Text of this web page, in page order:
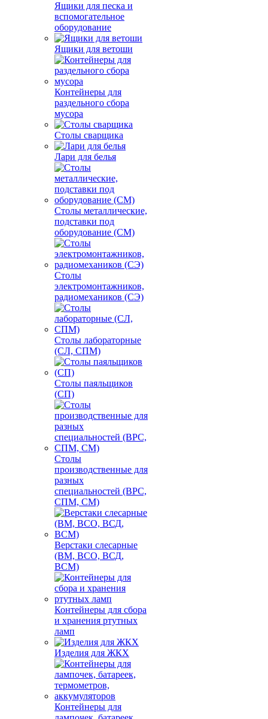
Ящики для песка и
вспомогательное
оборудование
Ящики для ветоши
Контейнеры для
раздельного сбора
мусора
Столы сварщика
Лари для белья
Столы металлические,
подставки под
оборудование (СМ)
Столы
электромонтажников,
радиомехаников (СЭ)
Столы лабораторные
(СЛ, СПМ)
Столы паяльщиков
(СП)
Столы
производственные для
разных
специальностей (ВРС,
СПМ, СМ)
Верстаки слесарные
(ВМ, ВСО, ВСД,
ВСМ)
Контейнеры для сбора
и хранения ртутных
ламп
Изделия для ЖКХ
Контейнеры для